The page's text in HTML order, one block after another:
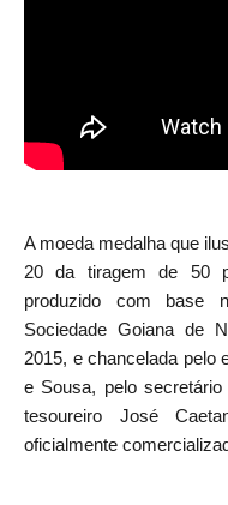
A moeda medalha que
20 da tiragem de 50
produzido com base
Sociedade Goiana de
2015, e chancelada pelo
e Sousa, pelo
tesoureiro José
oficialmente